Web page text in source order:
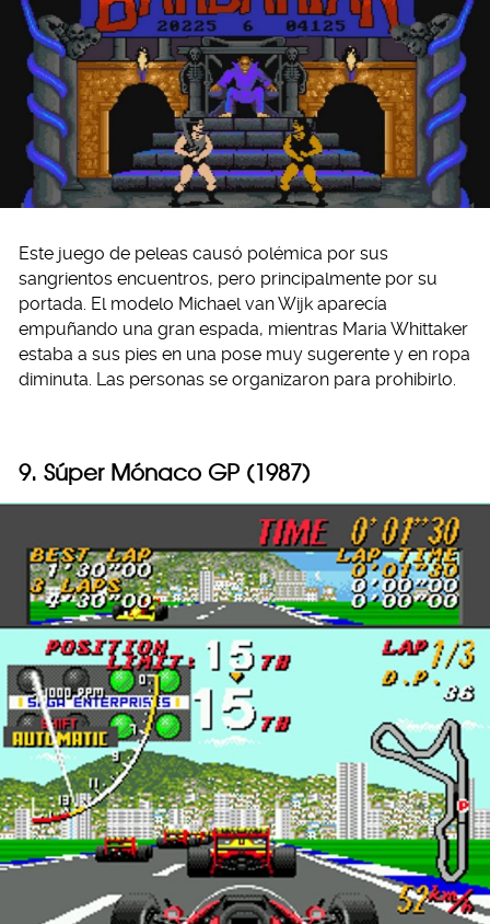
Este juego de peleas causó polémica por sus
sangrientos encuentros, pero principalmente por su
portada. El modelo Michael van Wijk aparecía
empuñando una gran espada, mientras Maria Whittaker
estaba a sus pies en una pose muy sugerente y en ropa
diminuta. Las personas se organizaron para prohibirlo.
9. Súper Mónaco GP (1987)